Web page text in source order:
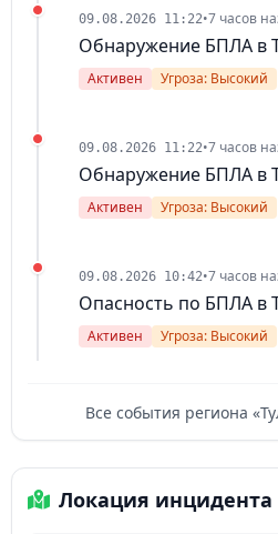
09.08.2026 11:22•7 часов
Обнаружение БПЛА в
Активен Угроза: Высокий
09.08.2026 11:22•7 часов
Обнаружение БПЛА в
Активен Угроза: Высокий
09.08.2026 10:42•7 часов
Опасность по БПЛА в
Активен Угроза: Высокий
Все события региона
Локация инцидента